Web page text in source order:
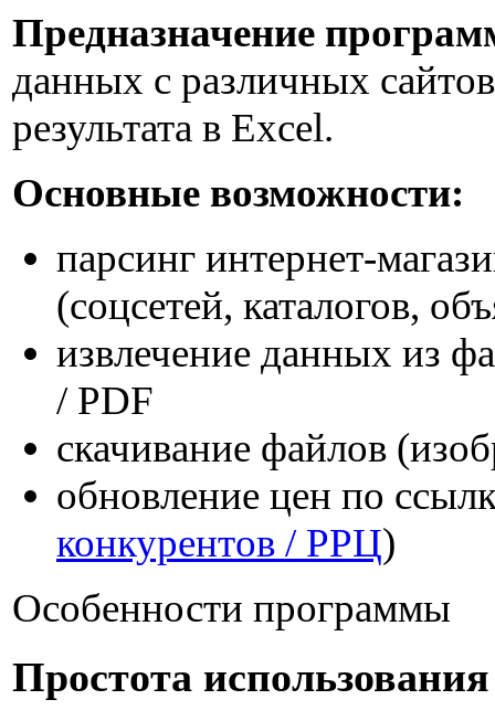
Предназначение
данных с различных
результата в Excel.
Основные возможности:
парсинг интернет-
(соцсетей, каталогов,
извлечение данных из
/ PDF
скачивание файлов
обновление цен по
конкурентов / РРЦ)
Особенности программы
Простота